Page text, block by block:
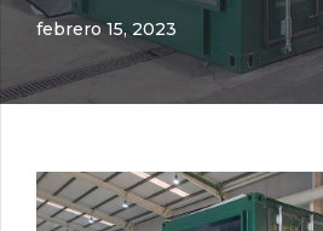
febrero 15, 2023